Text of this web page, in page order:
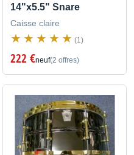
14"x5.5" Snare
Caisse claire
(1)
222 €neuf(2 offres)